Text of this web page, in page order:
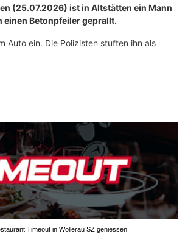
(25.07.2026) ist in Altstätten ein Mann
einen Betonpfeiler geprallt.
Auto ein. Die Polizisten stuften ihn als
Timeout in Wollerau SZ geniessen